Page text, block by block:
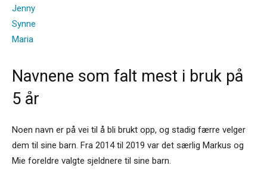
Jenny
Synne
Maria
Navnene som falt mest i bruk på
5 år
Noen navn er på vei til å bli brukt opp, og stadig færre velger
dem til sine barn. Fra 2014 til 2019 var det særlig Markus og
Mie foreldre valgte sjeldnere til sine barn.